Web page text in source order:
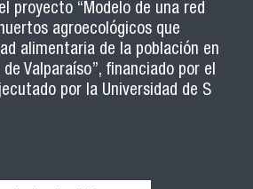
proyecto “Modelo de una red
agroecológicos que
alimentaria de la población en
Valparaíso”, financiado por el
por la Universidad de S